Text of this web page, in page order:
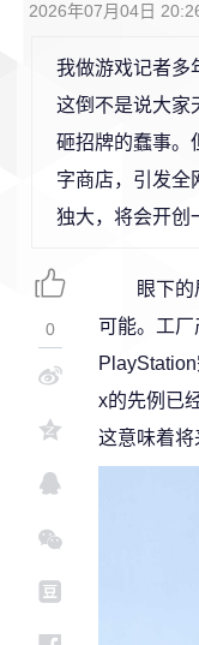
2026年07月04日
我做游戏记者多
这倒不是说大
砸招牌的蠢事。
字商店，引发全
独大，将会开创
眼下
可能。工
x的先例已
这意味着
0